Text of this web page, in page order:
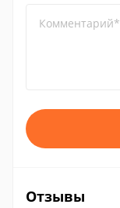
Комментарий*
Отзывы